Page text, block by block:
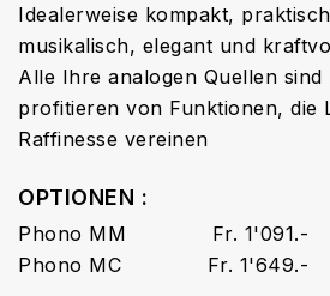
Idealerweise kompakt,
musikalisch, elegant und
Alle Ihre analogen Quellen
profitieren von Funktionen, die
Raffinesse vereinen
OPTIONEN :
Phono MM Fr. 1'091.-
Phono MC Fr. 1'649.-